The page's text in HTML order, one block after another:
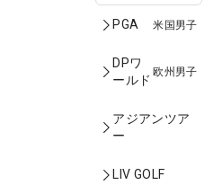
PGA 米国男子
DPワ
ールド
欧州男子
アジアンツア
ー
LIV GOLF